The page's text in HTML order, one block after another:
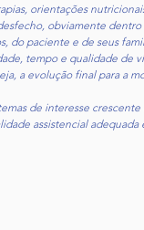
orientações
obviamente
do paciente e de seus
tempo e qualidade de
a evolução final para a
de interesse crescente
assistencial